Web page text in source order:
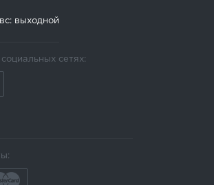
выходной
сетях: